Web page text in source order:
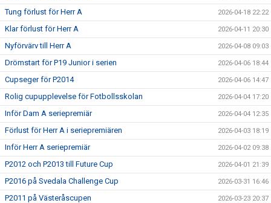
Tung förlust för Herr A 2026-04-18 22:22
Klar förlust för Herr A 2026-04-11 20:30
Nyförvärv till Herr A 2026-04-08 09:03
Drömstart för P19 Junior i serien 2026-04-06 18:44
Cupseger för P2014 2026-04-06 14:47
Rolig cupupplevelse för Fotbollsskolan 2026-04-04 17:20
Inför Dam A seriepremiär 2026-04-04 12:35
Förlust för Herr A i seriepremiären 2026-04-03 18:19
Inför Herr A seriepremiär 2026-04-02 09:38
P2012 och P2013 till Future Cup 2026-04-01 21:39
P2016 på Svedala Challenge Cup 2026-03-31 16:46
P2011 på Västeråscupen 2026-03-23 20:37